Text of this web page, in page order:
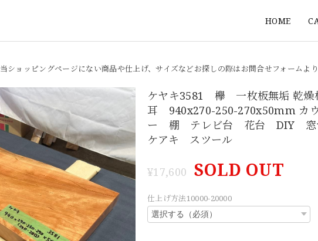
HOME
当ショッピングページにない商品や仕上げ、サイズなどお探しの際はお問合せフォームよ
ケヤキ3581 欅 一枚板無垢 乾
耳 940x270-250-270x50mm カ
ー 棚 テレビ台 花台 DIY
ケアキ スツール
¥17,600 SOLD OUT
仕上げ方法10000-20000